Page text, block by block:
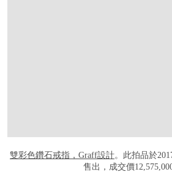
雙彩色鑽石戒指，Graff設計。此拍品於
售出，成交價